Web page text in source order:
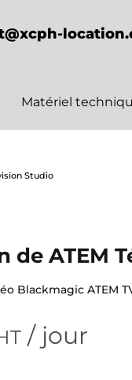
Matériel
Studio
de ATEM
Blackmagic ATEM
/ jour